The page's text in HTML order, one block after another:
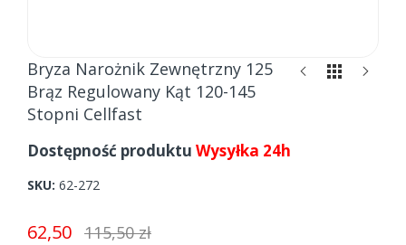
Skip
to
the
beginning
of
the
images
Bryza Narożnik Zewnętrzny 125
Brąz Regulowany Kąt 120-145
Stopni Cellfast
Dostępność produktu Wysyłka 24h
SKU 62-272
62,50 115,50 zł